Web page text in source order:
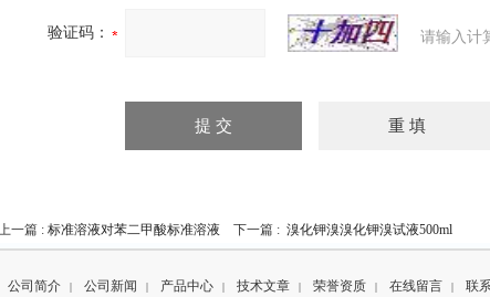
验证码： 请输入计
一篇 : 标准溶液对苯二甲酸标准溶液 下一篇 : 溴化钾溴溴化钾溴试液500ml
公司简介 | 公司新闻 | 产品中心 | 技术文章 | 荣誉资质 | 在线留言 | 联